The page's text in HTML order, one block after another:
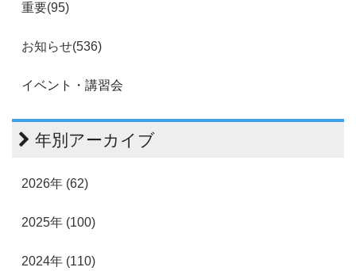
重要(95)
お知らせ(536)
イベント・講習会
年別アーカイブ
2026年 (62)
2025年 (100)
2024年 (110)